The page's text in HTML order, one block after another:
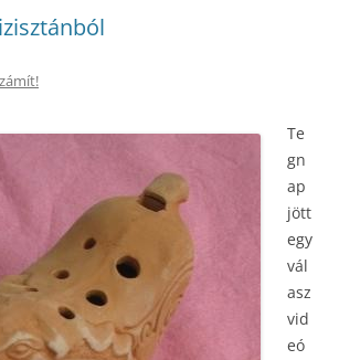
Te
gn
ap
jött
egy
vál
asz
vid
eó